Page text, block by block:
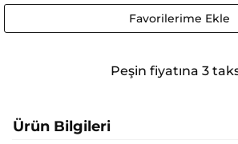
Favorilerime Ekle
Peşin fiyatına 3
Ürün Bilgileri